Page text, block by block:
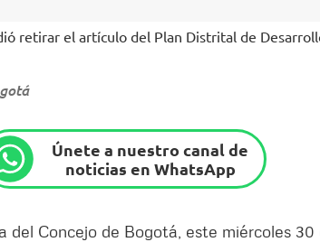
retirar el artículo del Plan Distrital de
Únete a nuestro canal de
noticias en WhatsApp
Concejo de Bogotá, este miércoles 30